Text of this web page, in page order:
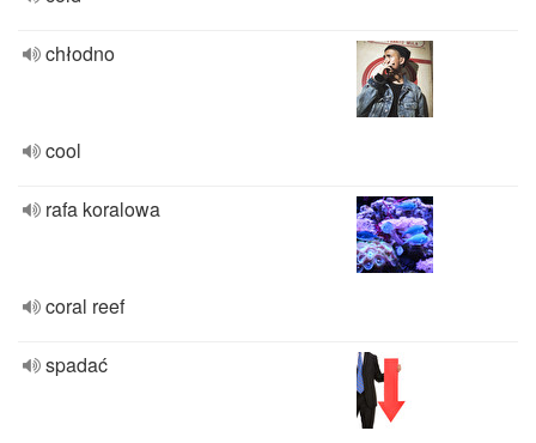
chłodno
cool
rafa koralowa
coral reef
spadać